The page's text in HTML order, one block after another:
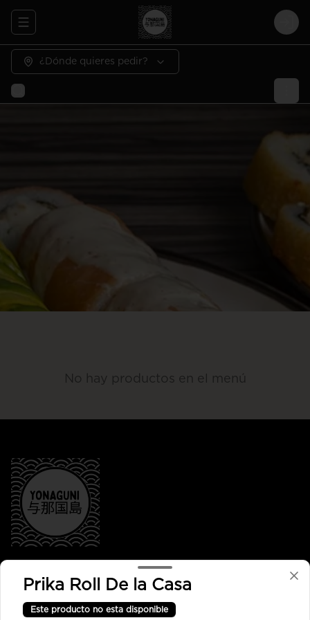
Abrir menu de navegación
¿Dónde quieres pedir?
No hay productos en el menú
Despacho
Prika Roll De la Casa
Este producto no esta disponible